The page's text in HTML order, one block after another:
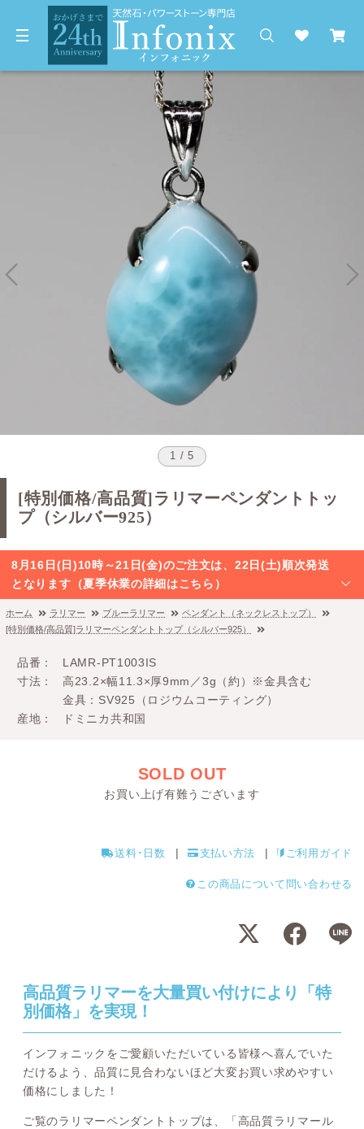
1 / 5
[特別価格/高品質]ラリマーペンダントトッ
プ（シルバー925）
8月16日(日)10時～21日(金)のご注文は、22日(土)順次発送
となります（夏季休業の詳細はこちら）
ホーム ラリマー ブルーラリマー
ペンダント（ネックレストップ）
[特別価格/高品質]ラリマーペンダントトップ（シルバー925）
品番
LAMR-PT1003IS
寸法
高23.2×幅11.3×厚9mm／3g（約）※金具含む
金具：SV925（ロジウムコーティング）
産地
ドミニカ共和国
SOLD OUT
お買い上げ有難うございます
送料･日数 支払い方法 ご利用ガイド
この商品について問い合わせる
高品質ラリマーを大量買い付けにより「特
別価格」を実現！
インフォニックをご愛顧いただいている皆様へ喜んでいた
だけるよう、品質に見合わないほど大変お買い求めやすい
価格にしました！
ご覧のラリマーペンダントトップは、「高品質ラリマール